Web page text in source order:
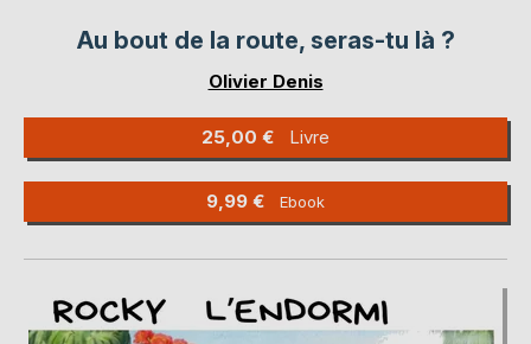
Au bout de la route, seras-tu là ?
Olivier Denis
25,00 € Livre
9,99 € Ebook